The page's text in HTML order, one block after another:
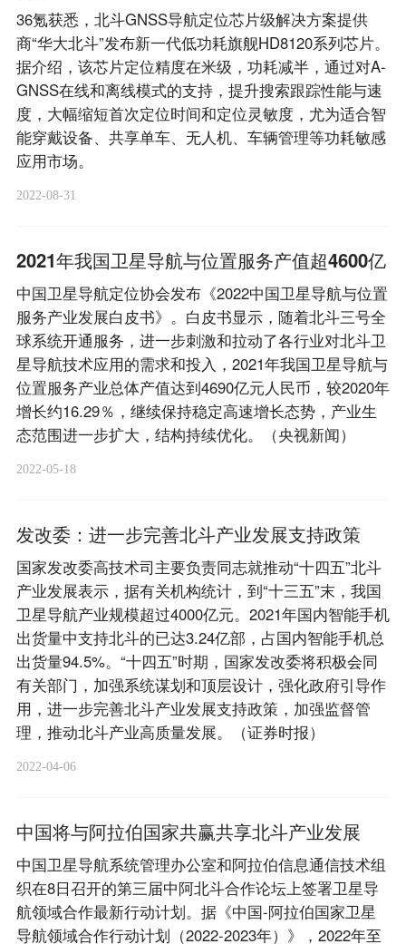
36氪获悉，北斗GNSS导航定位芯片级解决方案提供
商“华大北斗”发布新一代低功耗旗舰HD8120系列芯片。
据介绍，该芯片定位精度在米级，功耗减半，通过对A-
GNSS在线和离线模式的支持，提升搜索跟踪性能与速
度，大幅缩短首次定位时间和定位灵敏度，尤为适合智
能穿戴设备、共享单车、无人机、车辆管理等功耗敏感
应用市场。
2022-08-31
2021年我国卫星导航与位置服务产值超4600亿
中国卫星导航定位协会发布《2022中国卫星导航与位置
服务产业发展白皮书》。白皮书显示，随着北斗三号全
球系统开通服务，进一步刺激和拉动了各行业对北斗卫
星导航技术应用的需求和投入，2021年我国卫星导航与
位置服务产业总体产值达到4690亿元人民币，较2020年
增长约16.29％，继续保持稳定高速增长态势，产业生
态范围进一步扩大，结构持续优化。（央视新闻）
2022-05-18
发改委：进一步完善北斗产业发展支持政策
国家发改委高技术司主要负责同志就推动“十四五”北斗
产业发展表示，据有关机构统计，到“十三五”末，我国
卫星导航产业规模超过4000亿元。2021年国内智能手机
出货量中支持北斗的已达3.24亿部，占国内智能手机总
出货量94.5%。“十四五”时期，国家发改委将积极会同
有关部门，加强系统谋划和顶层设计，强化政府引导作
用，进一步完善北斗产业发展支持政策，加强监督管
理，推动北斗产业高质量发展。（证券时报）
2022-04-06
中国将与阿拉伯国家共赢共享北斗产业发展
中国卫星导航系统管理办公室和阿拉伯信息通信技术组
织在8日召开的第三届中阿北斗合作论坛上签署卫星导
航领域合作最新行动计划。据《中国-阿拉伯国家卫星
导航领域合作行动计划（2022-2023年）》，2022年至